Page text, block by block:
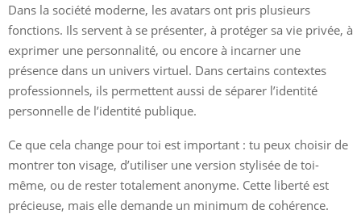
Dans la société moderne, les avatars ont pris plusieurs
fonctions. Ils servent à se présenter, à protéger sa vie privée, à
exprimer une personnalité, ou encore à incarner une
présence dans un univers virtuel. Dans certains contextes
professionnels, ils permettent aussi de séparer l’identité
personnelle de l’identité publique.
Ce que cela change pour toi est important : tu peux choisir de
montrer ton visage, d’utiliser une version stylisée de toi-
même, ou de rester totalement anonyme. Cette liberté est
précieuse, mais elle demande un minimum de cohérence.